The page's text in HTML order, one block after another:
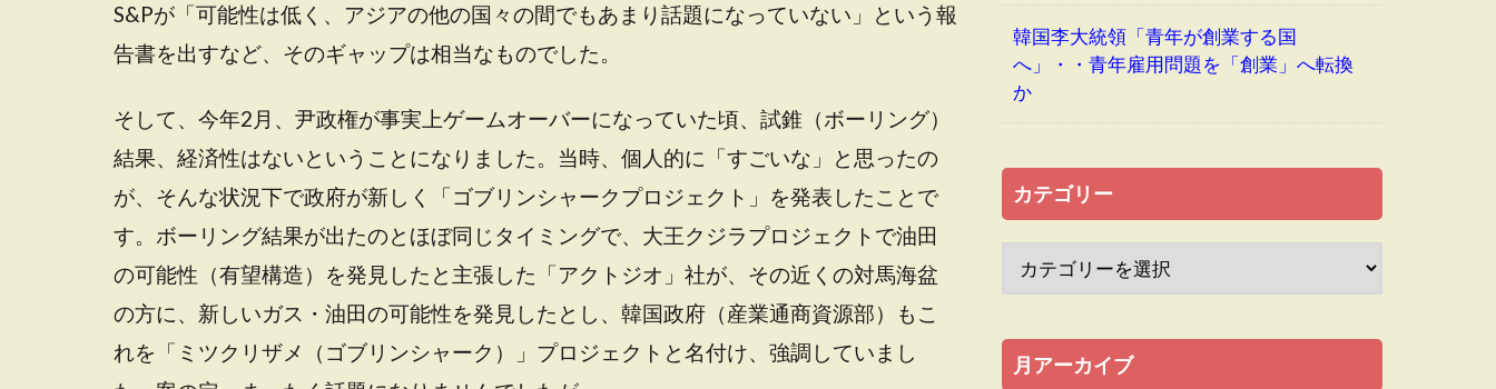
S&Pが「可能性は低く、アジアの他の国々の間でもあまり話題になっていない」という報
告書を出すなど、そのギャップは相当なものでした。
そして、今年2月、尹政権が事実上ゲームオーバーになっていた頃、試錐（ボーリング）
結果、経済性はないということになりました。当時、個人的に「すごいな」と思ったの
が、そんな状況下で政府が新しく「ゴブリンシャークプロジェクト」を発表したことで
す。ボーリング結果が出たのとほぼ同じタイミングで、大王クジラプロジェクトで油田
の可能性（有望構造）を発見したと主張した「アクトジオ」社が、その近くの対馬海盆
の方に、新しいガス・油田の可能性を発見したとし、韓国政府（産業通商資源部）もこ
れを「ミツクリザメ（ゴブリンシャーク）」プロジェクトと名付け、強調していまし
韓国李大統領「青年が創業する国
へ」・・青年雇用問題を「創業」へ転換
か
カテゴリー
月アーカイブ